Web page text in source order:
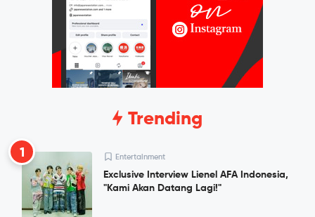
Trending
1 Entertainment
Exclusive Interview Lienel AFA Indonesia,
"Kami Akan Datang Lagi!"